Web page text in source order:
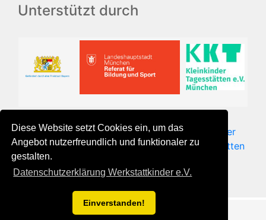
Diese Website setzt Cookies ein, um das
Angebot nutzerfreundlich und funktionaler zu
gestalten.
Datenschutzerklärung Werkstattkinder e.V.
Einverstanden!
Unterstützt durch
Freistaat
Bayern
Landeshauptstadt
München, Referat für
Kleinkinder
Tagesstätten